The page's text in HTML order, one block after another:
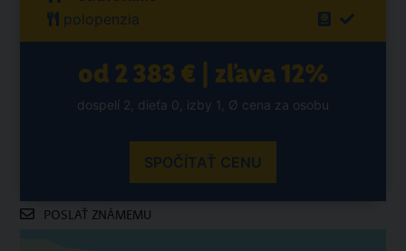
polopenzia
od 2 383 € | zľava 12%
dospelí 2, dieťa 0, izby 1, Ø cena za osobu
SPOČÍTAŤ CENU
POSLAŤ ZNÁMEMU